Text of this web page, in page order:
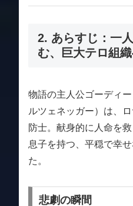
2. あらすじ：一
む、巨大テロ組織
物語の主人公ゴーディ
ルツェネッガー）は、
防士。献身的に人命を
息子を持つ、平穏で幸
た。
悲劇の瞬間